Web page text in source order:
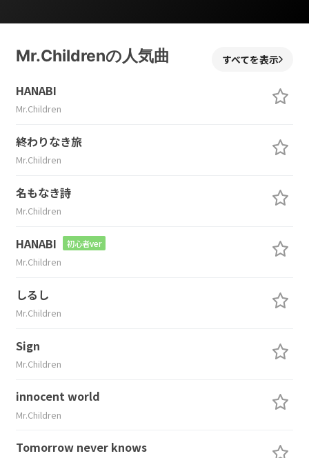
Mr.Childrenの人気曲 すべてを表示
HANABI
Mr.Children
終わりなき旅
Mr.Children
名もなき詩
Mr.Children
HANABI 初心者ver
Mr.Children
しるし
Mr.Children
Sign
Mr.Children
innocent world
Mr.Children
Tomorrow never knows